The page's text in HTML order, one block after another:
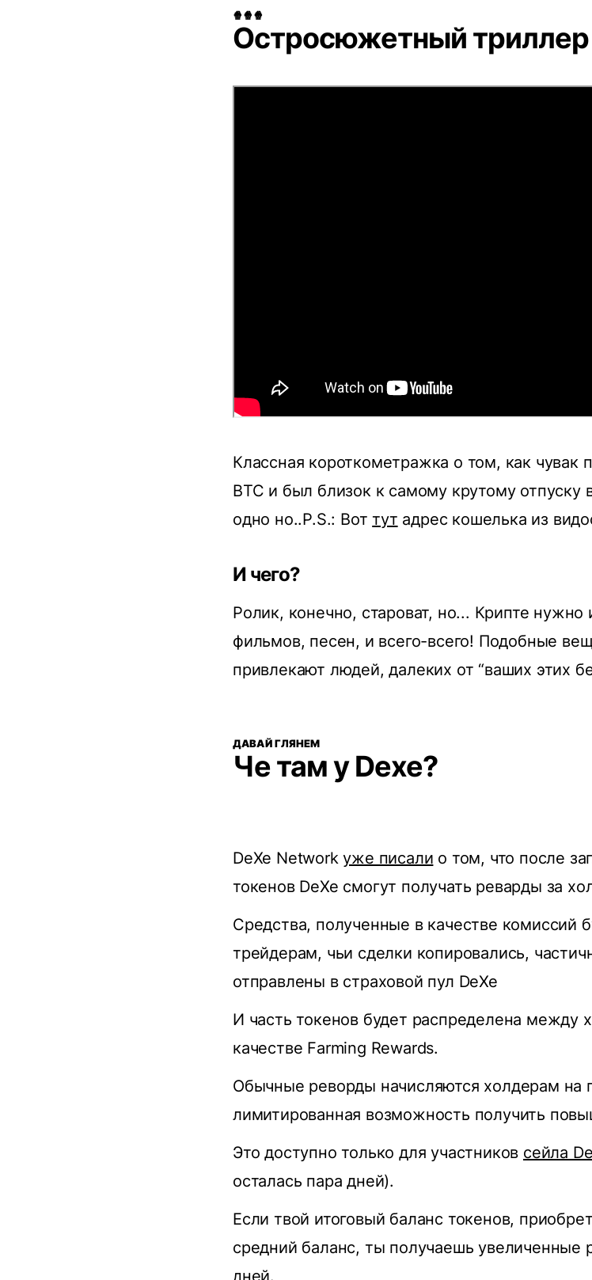
🍿🍿🍿
Остросюжетный триллер
Классная короткометражка о том, как чувак
BTC и был близок к самому крутому
одно но..P.S.: Вот тут адрес кошелька из
И чего?
Ролик, конечно, староват, но... Крипте нужно
фильмов, песен, и всего-всего! Подобные
привлекают людей, далеких от “ваших этих
ДАВАЙ ГЛЯНЕМ
Че там у Dexe?
DeXe Networkуже писали о том, что после
токенов DeXe смогут получать реварды за
Средства, полученные в качестве комиссий
трейдерам, чьи сделки копировались,
отправлены в страховой пул DeXe
И часть токенов будет распределена между
качестве Farming Rewards.
Обычные реворды начисляются холдерам на
лимитированная возможность получить
Это доступно только для участников сейла
осталась пара дней).
Если твой итоговый баланс токенов,
средний баланс, ты получаешь увеличенные
дней.